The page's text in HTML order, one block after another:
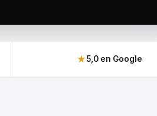
★5,0 en Google